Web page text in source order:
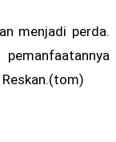
menjadi perda.